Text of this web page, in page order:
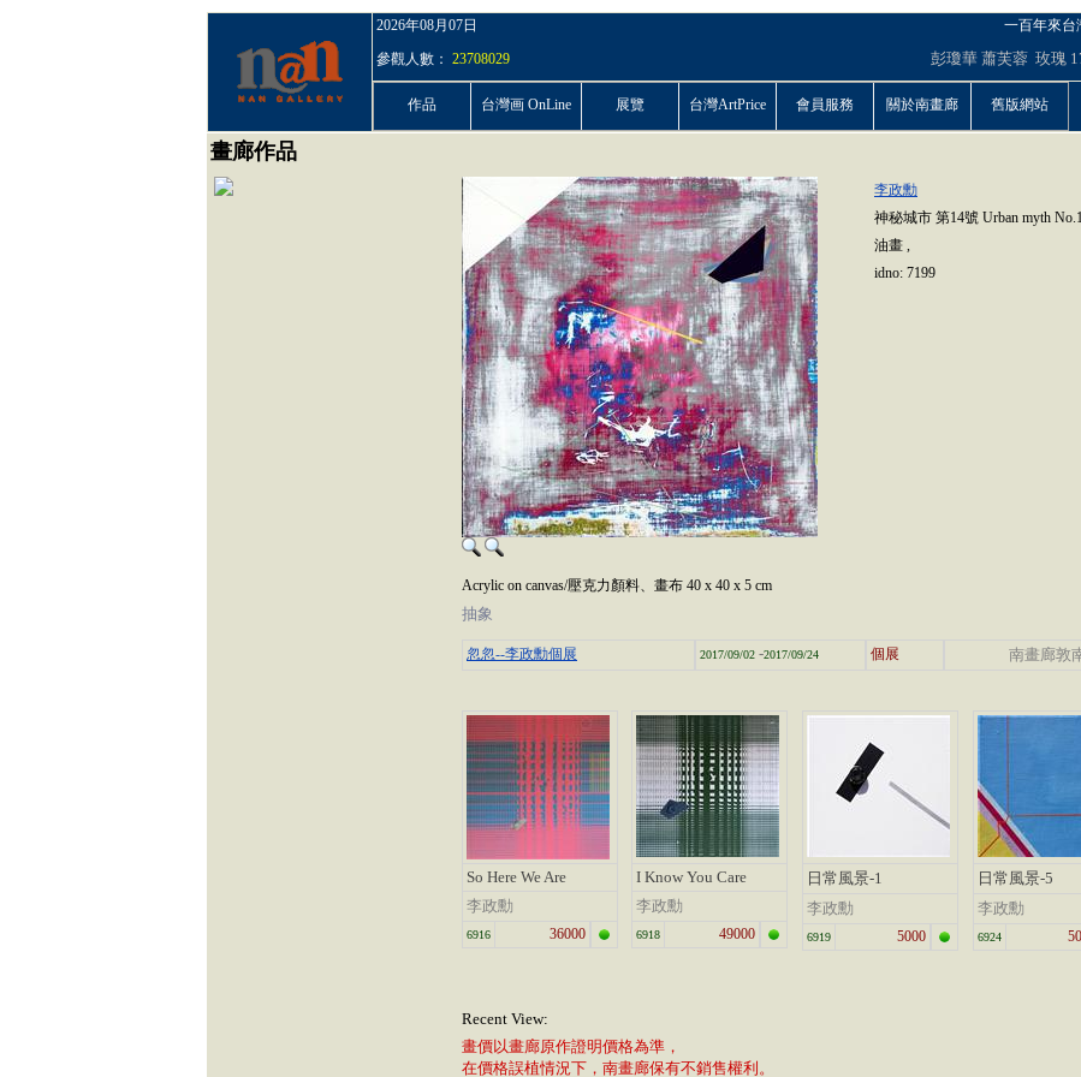
2026年08月07日 一百年來台
參觀人數： 23708029 彭瓊華 蕭芙蓉 玫瑰
作品 台灣画 OnLine 展覽 台灣ArtPrice 會員服務 關於南畫廊 舊版網站
畫廊作品
李政勳
神秘城市 第14號 Urban myth
油畫 ,
idno: 7199
Acrylic on canvas/壓克力顏料、畫布 40 x 40 x 5 cm
抽象
忽忽--李政勳個展 2017/09/02 -2017/09/24 個展 南畫廊敦
So Here We Are
李政勳
6916 36000
I Know You Care
李政勳
6918 49000
日常風景-1
李政勳
6919 5000
日常風景-5
李政勳
6924
Recent View:
畫價以畫廊原作證明價格為準，
在價格誤植情況下，南畫廊保有不銷售權利。